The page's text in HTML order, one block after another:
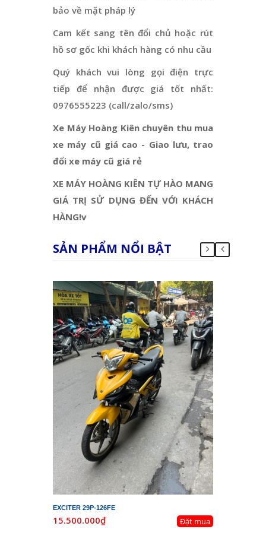
bảo về mặt pháp lý
Cam kết sang tên đổi chủ hoặc rút
hồ sơ gốc khi khách hàng có nhu cầu
Quý khách vui lòng gọi điện trực
tiếp để nhận được giá tốt nhất:
0976555223 (call/zalo/sms)
Xe Máy Hoàng Kiên chuyên thu mua
xe máy cũ giá cao - Giao lưu, trao
đổi xe máy cũ giá rẻ
XE MÁY HOÀNG KIÊN TỰ HÀO MANG
GIÁ TRỊ SỬ DỤNG ĐẾN VỚI KHÁCH
HÀNG!v
SẢN PHẨM NỔI BẬT
EXCITER 29P-126FE
15.500.000₫ Đặt mua